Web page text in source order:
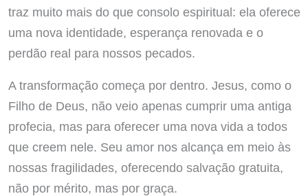
traz muito mais do que consolo espiritual: ela oferece
uma nova identidade, esperança renovada e o
perdão real para nossos pecados.
A transformação começa por dentro. Jesus, como o
Filho de Deus, não veio apenas cumprir uma antiga
profecia, mas para oferecer uma nova vida a todos
que creem nele. Seu amor nos alcança em meio às
nossas fragilidades, oferecendo salvação gratuita,
não por mérito, mas por graça.